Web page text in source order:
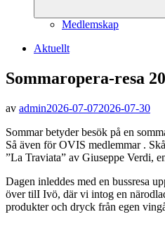
Medlemskap
Aktuellt
Sommaropera-resa
av admin2026-07-072026-07-30
Sommar betyder besök på en
Så även för OVIS medlemmar .
”La Traviata” av Giuseppe Verdi,
Dagen inleddes med en bussresa
över tilI Ivö, där vi intog en
produkter och dryck från egen